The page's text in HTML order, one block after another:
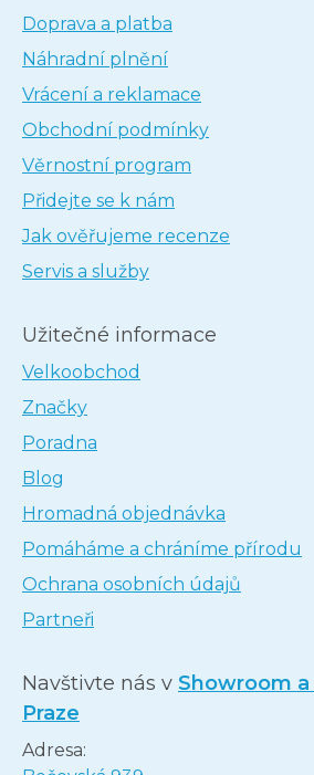
Doprava a platba
Náhradní plnění
Vrácení a reklamace
Obchodní podmínky
Věrnostní program
Přidejte se k nám
Jak ověřujeme recenze
Servis a služby
Užitečné informace
Velkoobchod
Značky
Poradna
Blog
Hromadná objednávka
Pomáháme a chráníme přírodu
Ochrana osobních údajů
Partneři
Navštivte nás v Showroom
Praze
Adresa: